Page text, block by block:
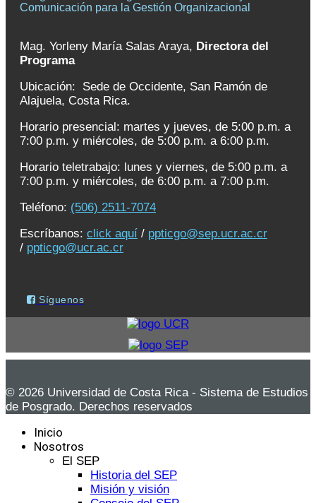
Comunicación para la Gestión Organizacional
Mag. Yorleny María Salas Araya, Directora del
Programa
Ubicación: Sede de Occidente, San Ramón de
Alajuela, Costa Rica.
Horario presencial: martes y jueves, de 5:00 p.m. a
7:00 p.m. y miércoles, de 5:00 p.m. a 6:00 p.m.
Horario teletrabajo: lunes y viernes, de 5:00 p.m. a
7:00 p.m. y miércoles, de 6:00 p.m. a 7:00 p.m.
Teléfono: (506) 2511-7074
Escríbanos: click aquí / ppticgo@sep.ucr.ac.cr
/ ppticgo@ucr.ac.cr
Síguenos
© 2026 Universidad de Costa Rica - Sistema de Estudios
de Posgrado. Derechos reservados
Inicio
Nosotros
El SEP
Historia del SEP
Misión y visión